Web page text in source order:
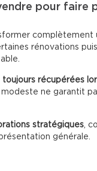
pour faire
complètement
rénovations
toujours récupérées
ne garantit
stratégiques ,
générale.